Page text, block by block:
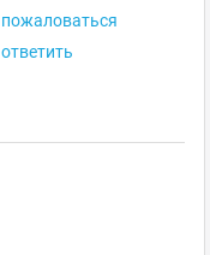
пожаловаться
ответить